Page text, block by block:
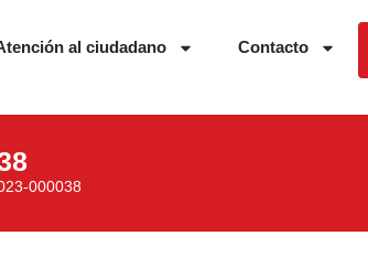
al ciudadano Contacto
000038